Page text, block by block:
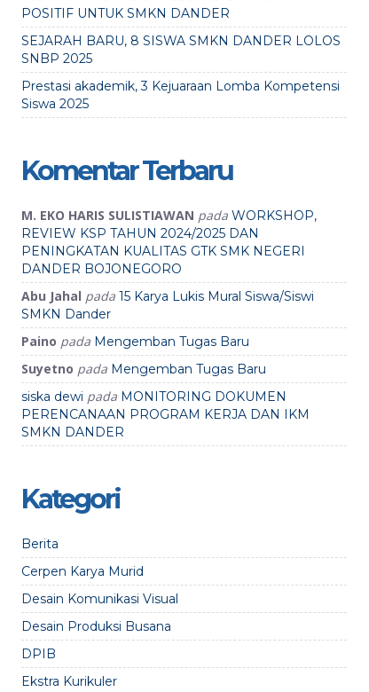
POSITIF UNTUK SMKN DANDER
SEJARAH BARU, 8 SISWA SMKN DANDER LOLOS
SNBP 2025
Prestasi akademik, 3 Kejuaraan Lomba Kompetensi
Siswa 2025
Komentar Terbaru
M. EKO HARIS SULISTIAWAN pada WORKSHOP,
REVIEW KSP TAHUN 2024/2025 DAN
PENINGKATAN KUALITAS GTK SMK NEGERI
DANDER BOJONEGORO
Abu Jahal pada 15 Karya Lukis Mural Siswa/Siswi
SMKN Dander
Paino pada Mengemban Tugas Baru
Suyetno pada Mengemban Tugas Baru
siska dewi pada MONITORING DOKUMEN
PERENCANAAN PROGRAM KERJA DAN IKM
SMKN DANDER
Kategori
Berita
Cerpen Karya Murid
Desain Komunikasi Visual
Desain Produksi Busana
DPIB
Ekstra Kurikuler